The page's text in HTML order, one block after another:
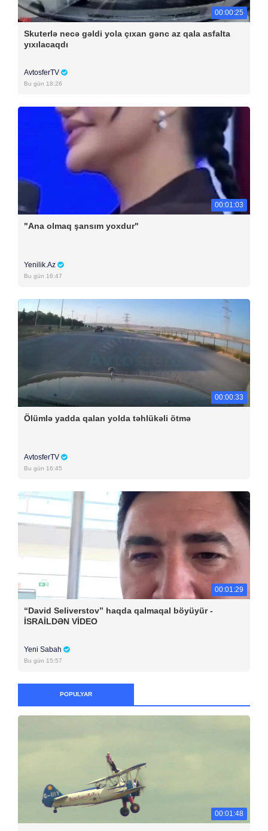
00:00:25
Skuterlə necə gəldi yola çıxan gənc az qala asfalta
yıxılacaqdı
AvtosferTV
Bu gün 18:26
00:01:03
"Ana olmaq şansım yoxdur"
Yenilik.Az
Bu gün 16:47
00:00:33
Ölümlə yadda qalan yolda təhlükəli ötmə
AvtosferTV
Bu gün 16:45
00:01:29
“David Seliverstov” haqda qalmaqal böyüyür -
İSRAİLDƏN VİDEO
Yeni Sabah
Bu gün 15:57
POPULYAR
00:01:48